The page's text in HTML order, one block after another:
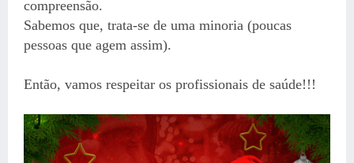
compreensão.
Sabemos que, trata-se de uma minoria (poucas
pessoas que agem assim).
Então, vamos respeitar os profissionais de saúde!!!